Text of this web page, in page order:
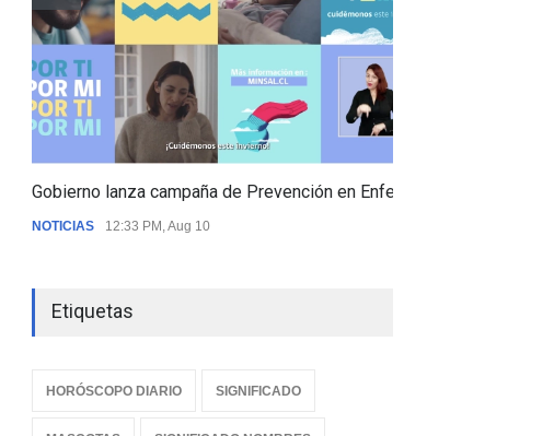
Gobierno lanza campaña de Prevención en Enfermedades
NOTICIAS 12:33 PM, Aug 10
Etiquetas
HORÓSCOPO DIARIO SIGNIFICADO